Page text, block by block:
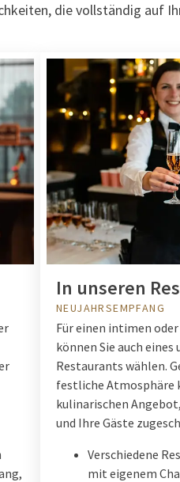
die vollständig auf
In unseren
NEUJAHRSEMPFANG
Für einen intimen
können Sie auch
Restaurants wählen.
festliche
kulinarischen
und Ihre Gäste
Verschiedene
mit eigenem